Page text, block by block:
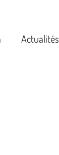
Actualités